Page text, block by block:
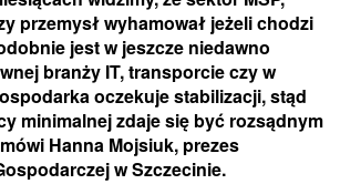
przemysł wyhamował jeżeli chodzi
jest w jeszcze niedawno
branży IT, transporcie czy w
oczekuje stabilizacji, stąd
minimalnej zdaje się być rozsądnym
Hanna Mojsiuk, prezes
w Szczecinie.